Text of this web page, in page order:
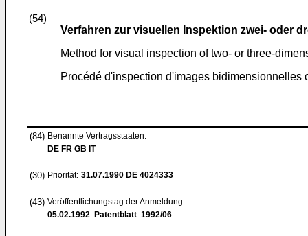
(54)
Verfahren zur visuellen Inspektion zwei- oder
Method for visual inspection of two- or three-
Procédé d'inspection d'images bidimensionnelles
(84) Benannte Vertragsstaaten:
DE FR GB IT
(30) Priorität: 31.07.1990 DE 4024333
(43) Veröffentlichungstag der Anmeldung:
05.02.1992 Patentblatt 1992/06